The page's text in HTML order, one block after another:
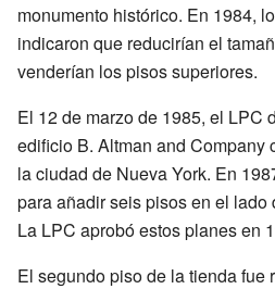
monumento histórico. En 1984,
indicaron que reducirían el
venderían los pisos superiores.
El 12 de marzo de 1985, el LPC
edificio B. Altman and Company
la ciudad de Nueva York. En
para añadir seis pisos en el
La LPC aprobó estos planes en
El segundo piso de la tienda fue